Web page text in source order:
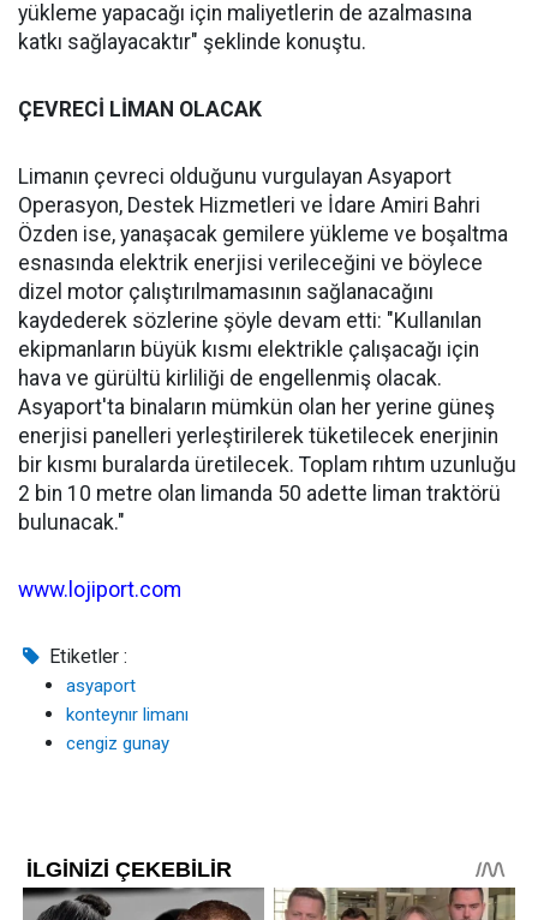
yükleme yapacağı için maliyetlerin de azalmasına
katkı sağlayacaktır" şeklinde konuştu.
ÇEVRECİ LİMAN OLACAK
Limanın çevreci olduğunu vurgulayan Asyaport
Operasyon, Destek Hizmetleri ve İdare Amiri Bahri
Özden ise, yanaşacak gemilere yükleme ve boşaltma
esnasında elektrik enerjisi verileceğini ve böylece
dizel motor çalıştırılmamasının sağlanacağını
kaydederek sözlerine şöyle devam etti: "Kullanılan
ekipmanların büyük kısmı elektrikle çalışacağı için
hava ve gürültü kirliliği de engellenmiş olacak.
Asyaport'ta binaların mümkün olan her yerine güneş
enerjisi panelleri yerleştirilerek tüketilecek enerjinin
bir kısmı buralarda üretilecek. Toplam rıhtım uzunluğu
2 bin 10 metre olan limanda 50 adette liman traktörü
bulunacak."
www.lojiport.com
Etiketler :
asyaport
konteynır limanı
cengiz gunay